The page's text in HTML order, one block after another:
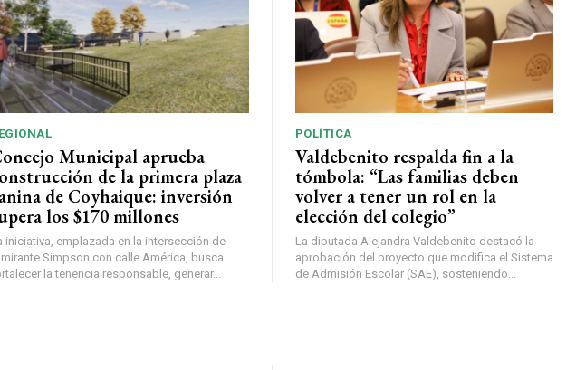
Municipal aprueba
de la primera plaza
de Coyhaique: inversión
los $170 millones
iniciativa, emplazada en la intersección de
Simpson con calle América, busca
la tenencia responsable, generar...
POLÍTICA
Valdebenito respalda fin a la
tómbola: “Las familias deben
volver a tener un rol en la
elección del colegio”
La diputada Alejandra Valdebenito destacó la
aprobación del proyecto que modifica el Sistema
de Admisión Escolar (SAE), sosteniendo...